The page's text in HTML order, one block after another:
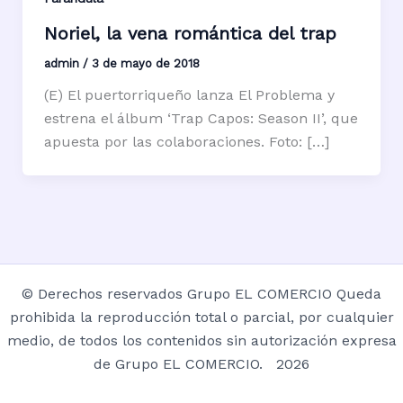
Noriel, la vena romántica del trap
admin / 3 de mayo de 2018
(E) El puertorriqueño lanza El Problema y
estrena el álbum ‘Trap Capos: Season II’, que
apuesta por las colaboraciones. Foto: […]
© Derechos reservados Grupo EL COMERCIO Queda
prohibida la reproducción total o parcial, por cualquier
medio, de todos los contenidos sin autorización expresa
de Grupo EL COMERCIO. 2026